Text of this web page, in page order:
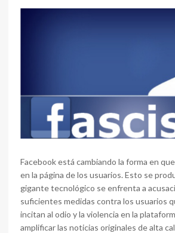
Facebook está cambiando la forma en
en la página de los usuarios. Esto se
gigante tecnológico se enfrenta a
suficientes medidas contra los usuarios
incitan al odio y la violencia en la
amplificar las noticias originales de alta